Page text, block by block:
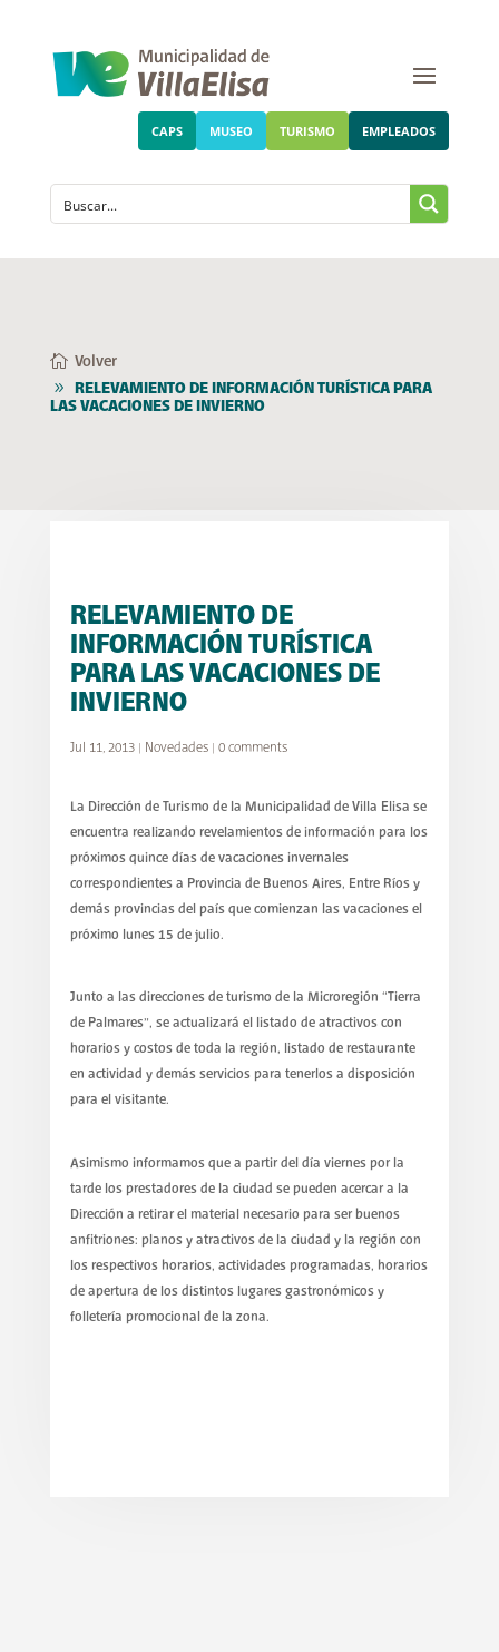
CAPS MUSEO TURISMO EMPLEADOS
Volver
RELEVAMIENTO DE INFORMACIÓN TURÍSTICA PARA
LAS VACACIONES DE INVIERNO
RELEVAMIENTO DE
INFORMACIÓN TURÍSTICA
PARA LAS VACACIONES DE
INVIERNO
Jul 11, 2013| Novedades| 0 comments
La Dirección de Turismo de la Municipalidad de Villa Elisa se
encuentra realizando revelamientos de información para los
próximos quince días de vacaciones invernales
correspondientes a Provincia de Buenos Aires, Entre Ríos y
demás provincias del país que comienzan las vacaciones el
próximo lunes 15 de julio.
Junto a las direcciones de turismo de la Microregión “Tierra
de Palmares”, se actualizará el listado de atractivos con
horarios y costos de toda la región, listado de restaurante
en actividad y demás servicios para tenerlos a disposición
para el visitante.
Asimismo informamos que a partir del día viernes por la
tarde los prestadores de la ciudad se pueden acercar a la
Dirección a retirar el material necesario para ser buenos
anfitriones: planos y atractivos de la ciudad y la región con
los respectivos horarios, actividades programadas, horarios
de apertura de los distintos lugares gastronómicos y
folletería promocional de la zona.